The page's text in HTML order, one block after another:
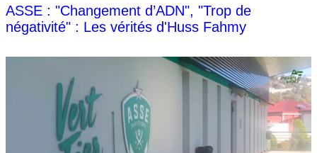
ASSE : "Changement d’ADN", "Trop de
négativité" : Les vérités d'Huss Fahmy